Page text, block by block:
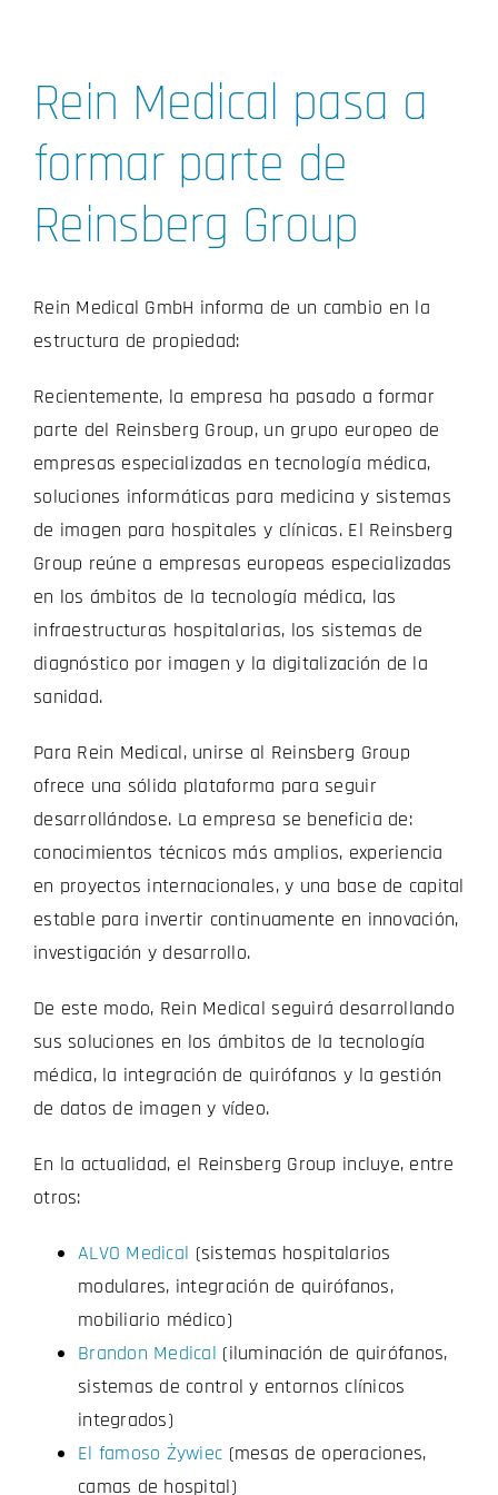
Rein Medical pasa a
formar parte de
Reinsberg Group
Rein Medical GmbH informa de un cambio en la
estructura de propiedad:
Recientemente, la empresa ha pasado a formar
parte del Reinsberg Group, un grupo europeo de
empresas especializadas en tecnología médica,
soluciones informáticas para medicina y sistemas
de imagen para hospitales y clínicas. El Reinsberg
Group reúne a empresas europeas especializadas
en los ámbitos de la tecnología médica, las
infraestructuras hospitalarias, los sistemas de
diagnóstico por imagen y la digitalización de la
sanidad.
Para Rein Medical, unirse al Reinsberg Group
ofrece una sólida plataforma para seguir
desarrollándose. La empresa se beneficia de:
conocimientos técnicos más amplios, experiencia
en proyectos internacionales,y una base de capital
estable para invertir continuamente en innovación,
investigación y desarrollo.
De este modo, Rein Medical seguirá desarrollando
sus soluciones en los ámbitos de la tecnología
médica, la integración de quirófanos y la gestión
de datos de imagen y vídeo.
En la actualidad, el Reinsberg Group incluye, entre
otros:
ALVO Medical (sistemas hospitalarios
modulares, integración de quirófanos,
mobiliario médico)
Brandon Medical (iluminación de quirófanos,
sistemas de control y entornos clínicos
integrados)
El famoso Żywiec (mesas de operaciones,
camas de hospital)